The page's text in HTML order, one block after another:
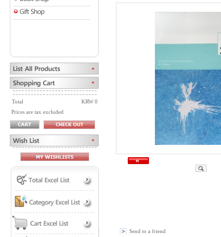
Total
KRW 0
Prices are tax excluded
Send to a friend